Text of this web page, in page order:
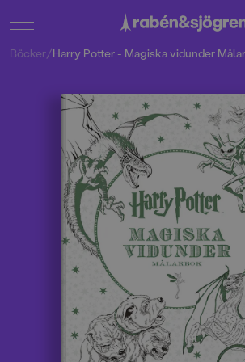
Böcker/Harry Potter - Magiska vidunder